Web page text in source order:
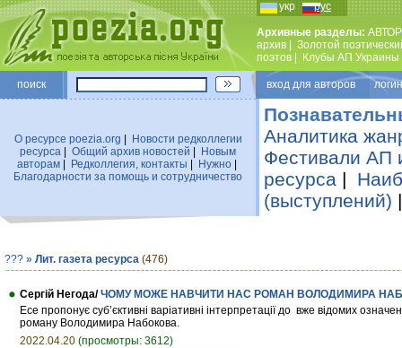
укр рус
Архивные разделы:
архив
Золотой
поэтов
Клубы АП Украины
поиск вход для авторов
О ресурсе poezia.org
Новости редколлегии
ресурса
Общий архив новостей
Новым
авторам| Редколлегия, контакты Нужно|
Благодарности за помощь и сотрудничество
Аналитика
Фестивали АП
ресурса |
(выступлений)
??? » Лит. газета ресурса (476)
Сергій Негода/ЧОМУ МОЖЕ НАВЧИТИ НАС РОМАН ВОЛОДИМИРА
Есе пропонує суб’єктивні варіативні інтерпретації до вже відомих
роману Володимира Набокова.
2022.04.20 (просмотры: 3612)